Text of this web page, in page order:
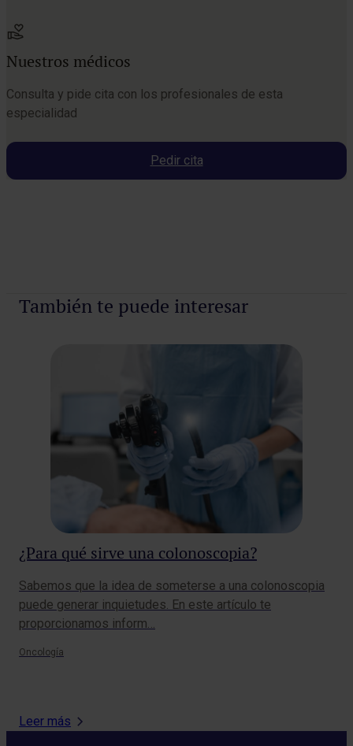
Nuestros médicos
Consulta y pide cita con los profesionales de esta
especialidad
Pedir cita
Pedir cita
También te puede interesar
¿Para qué sirve una colonoscopia?
Sabemos que la idea de someterse a una colonoscopia
puede generar inquietudes. En este artículo te
proporcionamos inform…
Oncología
Leer más